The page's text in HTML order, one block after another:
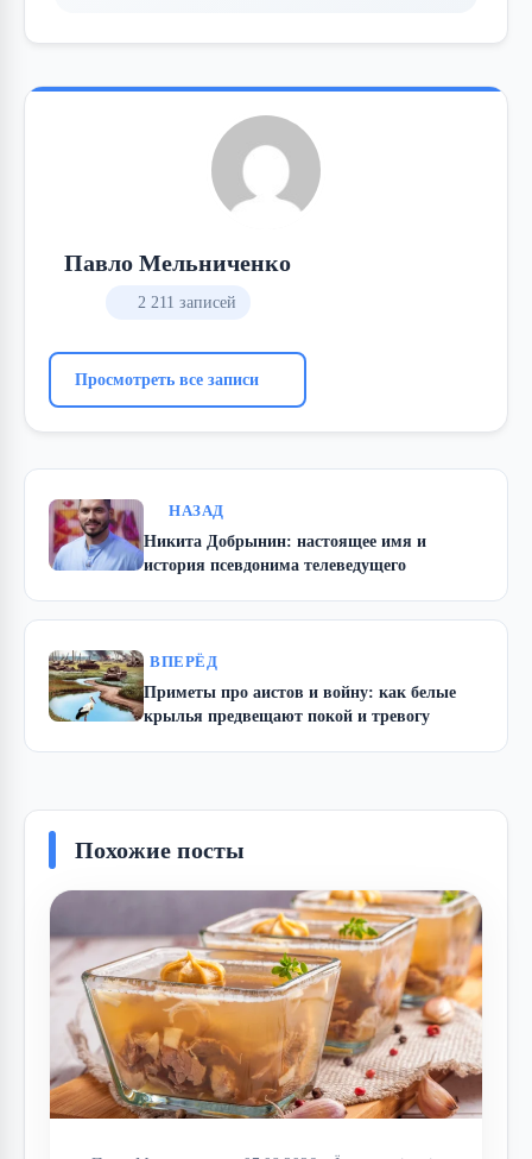
Павло Мельниченко
2 211 записей
Просмотреть все записи
НАЗАД
Никита Добрынин: настоящее имя и
история псевдонима телеведущего
ВПЕРЁД
Приметы про аистов и войну: как белые
крылья предвещают покой и тревогу
Похожие посты